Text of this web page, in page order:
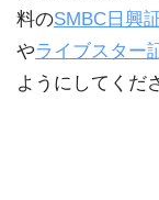
料のSMBC日興
やライブスター
ようにしてくだ